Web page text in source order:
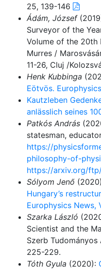
25, 139-146
Ádám, József
Surveyor of the
Volume of the 20th
Murres /
11-26, Cluj /
Henk Kubbinga
Eötvös.
Kautzleben
anlässlich seines
Patkós András
statesman,
https://
philosophy-of-
https://arxiv.org/
Sólyom Jenő
Hungary’s
Europhysics News,
Szarka László
Scientist and the
Szerb
225-229.
Tóth Gyula (2020):